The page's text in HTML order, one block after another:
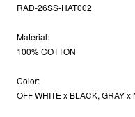
RAD-26SS-HAT002
Material:
100% COTTON
Color:
OFF WHITE x BLACK, GRAY